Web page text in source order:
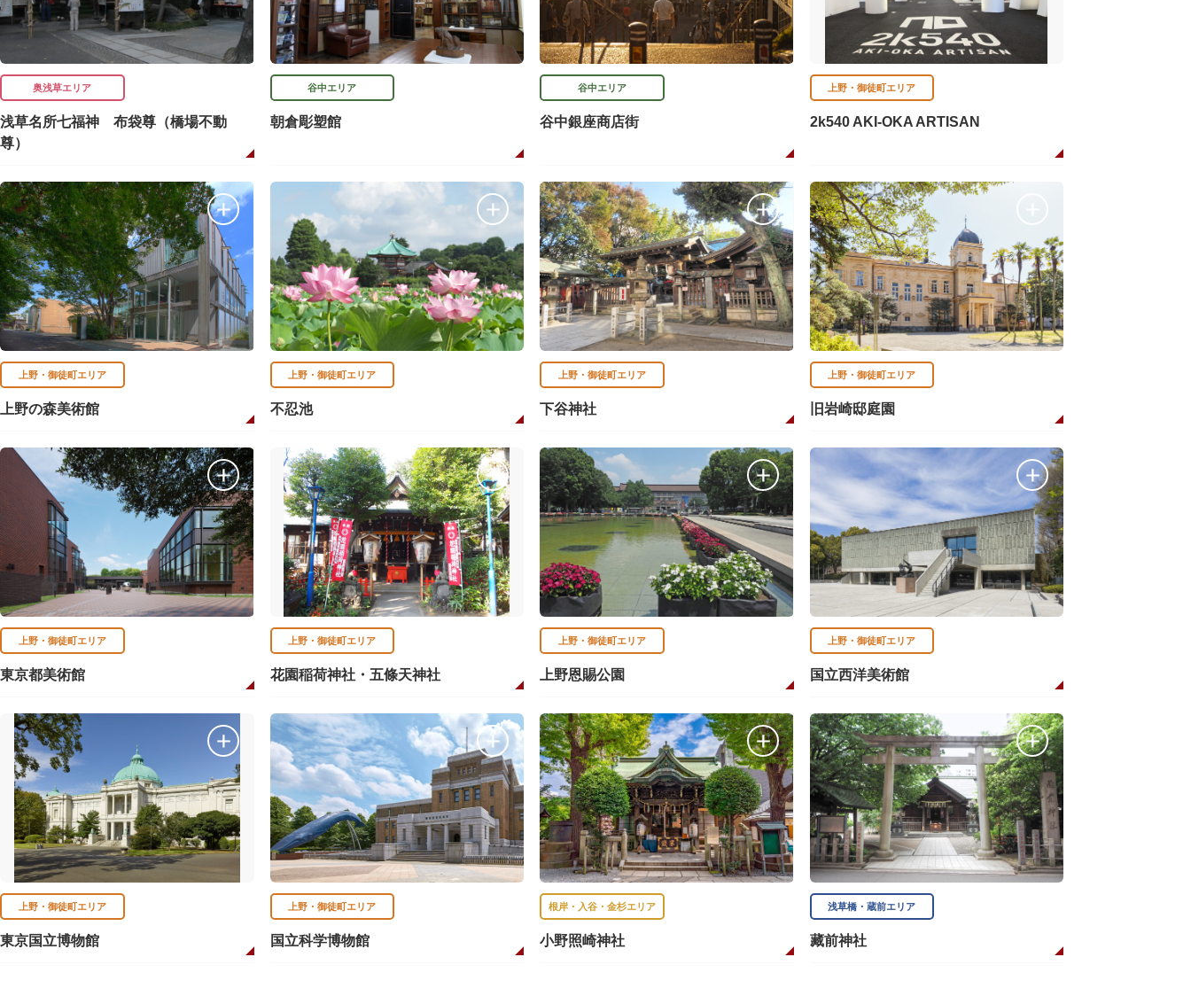
奥浅草エリア
浅草名所七福神 布袋尊（橋場不動
尊）
谷中エリア
朝倉彫塑館
谷中エリア
谷中銀座商店街
上野・御徒町エリア
2k540 AKI-OKA ARTISAN
上野・御徒町エリア
上野の森美術館
上野・御徒町エリア
不忍池
上野・御徒町エリア
下谷神社
上野・御徒町エリア
旧岩崎邸庭園
上野・御徒町エリア
東京都美術館
上野・御徒町エリア
花園稲荷神社・五條天神社
上野・御徒町エリア
上野恩賜公園
上野・御徒町エリア
国立西洋美術館
上野・御徒町エリア
東京国立博物館
上野・御徒町エリア
国立科学博物館
根岸・入谷・金杉エリア
小野照崎神社
浅草橋・蔵前エリア
藏前神社